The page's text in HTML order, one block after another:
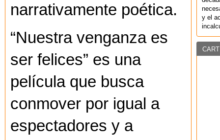
narrativamente poética.
“Nuestra venganza es
ser felices” es una
película que busca
conmover por igual a
espectadores y a
y el